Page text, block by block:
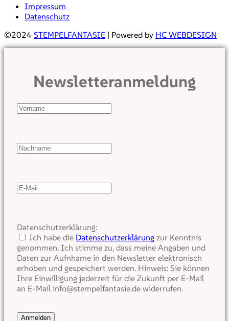
Impressum
Datenschutz
©2024 STEMPELFANTASIE | Powered by HC WEBDESIGN
Newsletteranmeldung
Datenschutzerklärung:
Ich habe die Datenschutzerklärung zur Kenntnis
genommen. Ich stimme zu, dass meine Angaben und
Daten zur Aufnhame in den Newsletter elektronisch
erhoben und gespeichert werden. Hinweis: Sie können
Ihre Einwilligung jederzeit für die Zukunft per E-Mail
an E-Mail info@stempelfantasie.de widerrufen.